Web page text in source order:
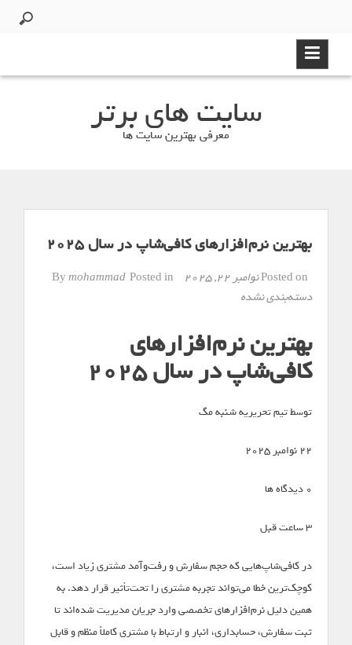
content
سایت های برتر
معرفی بهترین سایت ها
بهترین نرم‌افزارهای کافی‌شاپ در سال 2025
Posted onنوامبر 22, 2025 mohammad Posted in
دسته‌بندی نشده
بهترین نرم‌افزارهای
کافی‌شاپ در سال 2025
توسط تیم تحریریه شنبه مگ
22 نوامبر 2025
0 دیدگاه ها
3 ساعت قبل
در کافی‌شاپ‌هایی که حجم سفارش و رفت‌وآمد مشتری زیاد است،
کوچک‌ترین خطا می‌تواند تجربه مشتری را تحت‌تأثیر قرار دهد. به
همین دلیل نرم‌افزارهای تخصصی وارد جریان مدیریت شده‌اند تا
ثبت سفارش، حسابداری، انبار و ارتباط با مشتری کاملاً منظم و قابل